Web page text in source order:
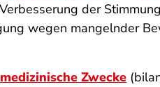
der
wegen mangelnder
medizinische Zwecke